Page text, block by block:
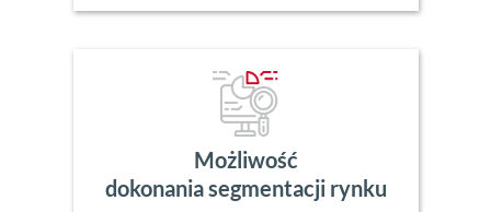
Możliwość
dokonania segmentacji rynku